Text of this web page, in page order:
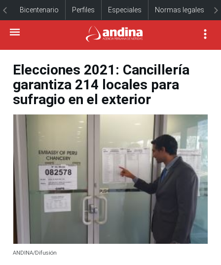
Bicentenario Perfiles Especiales Normas legales
Elecciones 2021: Cancillería
garantiza 214 locales para
sufragio en el exterior
ANDINA/Difusión